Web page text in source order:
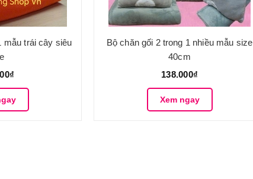
mẫu trái cây siêu
Bộ chăn gối 2 trong 1 nhiều mẫu size
40cm
138.000₫
Xem ngay